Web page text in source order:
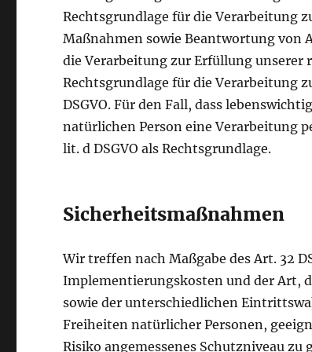
Rechtsgrundlage für die Verarbeitung
Maßnahmen sowie Beantwortung von
die Verarbeitung zur Erfüllung unserer
Rechtsgrundlage für die Verarbeitung
DSGVO. Für den Fall, dass
natürlichen Person eine Verarbeitung
lit. d DSGVO als Rechtsgrundlage.
Sicherheitsmaßnahmen
Wir treffen nach Maßgabe des Art. 32
Implementierungskosten und der Art,
sowie der unterschiedlichen
Freiheiten natürlicher Personen,
Risiko angemessenes Schutzniveau zu